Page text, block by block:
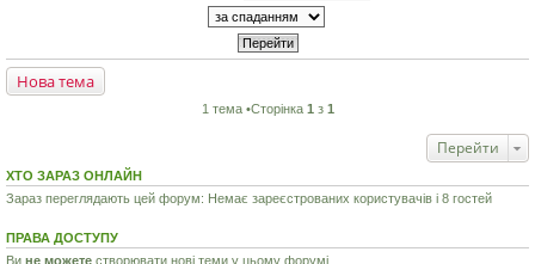
Нова тема
1 тема •Сторінка 1 з 1
Перейти
ХТО ЗАРАЗ ОНЛАЙН
Зараз переглядають цей форум: Немає зареєстрованих користувачів і 8 гостей
ПРАВА ДОСТУПУ
Ви не можете створювати нові теми у цьому форумі